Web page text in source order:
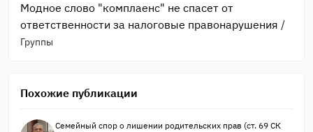
Модное слово "комплаенс" не спасет от
ответственности за налоговые правонарушения /
Группы
Похожие публикации
Семейный спор о лишении родительских прав (ст. 69 СК